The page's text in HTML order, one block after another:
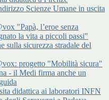
Scienze Umane in uscita
"Papà, l’eroe senza
la vita a piccoli passi"
sulla sicurezza stradale del
progetto "Mobilità sicura"
- il Medi firma anche un
didattica ai laboratori INFN